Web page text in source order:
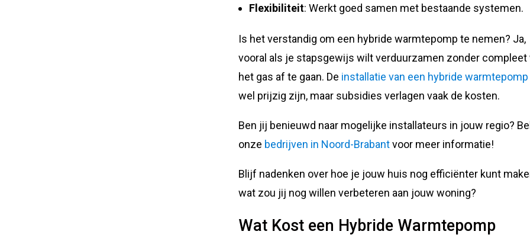
Flexibiliteit: Werkt goed samen met bestaande systemen.
Is het verstandig om een hybride warmtepomp te nemen? Ja,
vooral als je stapsgewijs wilt verduurzamen zonder compleet
het gas af te gaan. De installatie van een hybride warmtepomp
wel prijzig zijn, maar subsidies verlagen vaak de kosten.
Ben jij benieuwd naar mogelijke installateurs in jouw regio?
onze bedrijven in Noord-Brabantvoor meer informatie!
Blijf nadenken over hoe je jouw huis nog efficiënter kunt
wat zou jij nog willen verbeteren aan jouw woning?
Wat Kost een Hybride Warmtepomp